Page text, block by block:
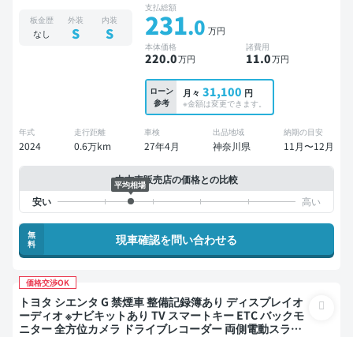
板金歴
なし
外装
S
内装
S
支払総額
231.0 万円
本体価格
220.0万円
諸費用
11.0万円
ローン
参考
月々 31,100 円
※金額は変更できます。
年式
2024
走行距離
0.6万km
車検
27年4月
出品地域
神奈川県
納期の目安
11月〜12月
中古車販売店の価格との比較
平均相場
無
料
現車確認を問い合わせる
価格交渉OK
トヨタ シエンタ G 禁煙車 整備記録簿あり ディスプレイオ
ーディオ ※ナビキットあり TV スマートキー ETC バックモ
ニター 全方位カメラ ドライブレコーダー 両側電動スライ